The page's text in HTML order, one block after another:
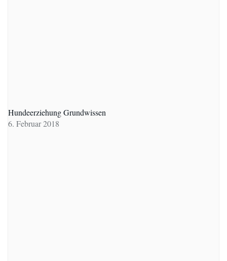
Hundeerziehung Grundwissen
6. Februar 2018